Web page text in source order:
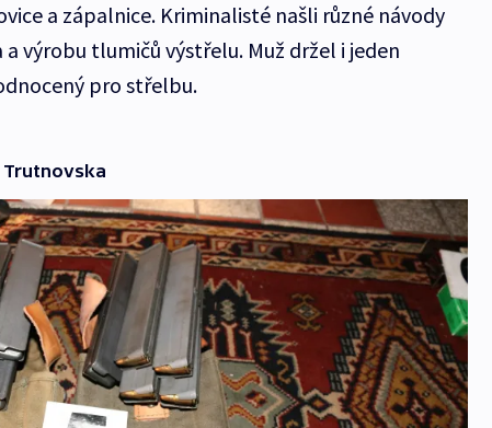
a zápalnice. Kriminalisté našli různé návody
výrobu tlumičů výstřelu. Muž držel i jeden
pro střelbu.
Trutnovska